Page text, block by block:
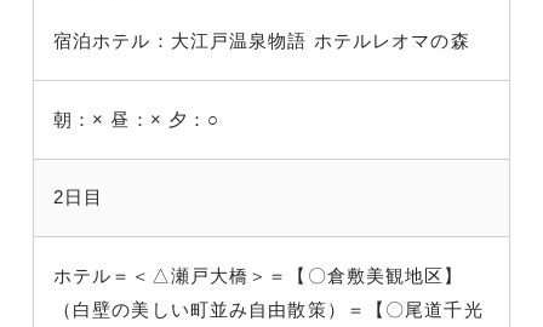
宿泊ホテル：大江戸温泉物語 ホテルレオマの森
朝：× 昼：× 夕：○
2日目
ホテル＝＜△瀬戸大橋＞＝【〇倉敷美観地区】
（白壁の美しい町並み自由散策）＝【〇尾道千光